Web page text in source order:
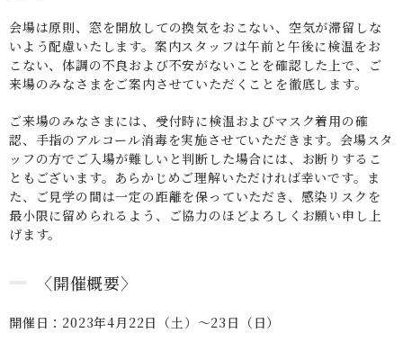
会場は原則、窓を開放しての換気をおこない、空気が滞留しな
いよう配慮いたします。案内スタッフは午前と午後に検温をお
こない、体調の不良および不安がないことを確認した上で、ご
来場のみなさまをご案内させていただくことを徹底します。
ご来場のみなさまには、受付時に検温およびマスク着用の確
認、手指のアルコール消毒を実施させていただきます。会場スタ
ッフの方でご入場が難しいと判断した場合には、お断りするこ
ともございます。あらかじめご理解いただければ幸いです。ま
た、ご見学の間は一定の距離を保っていただき、感染リスクを
最小限に留められるよう、ご協力のほどよろしくお願い申し上
げます。
〈開催概要〉
開催日：2023年4月22日（土）〜23日（日）